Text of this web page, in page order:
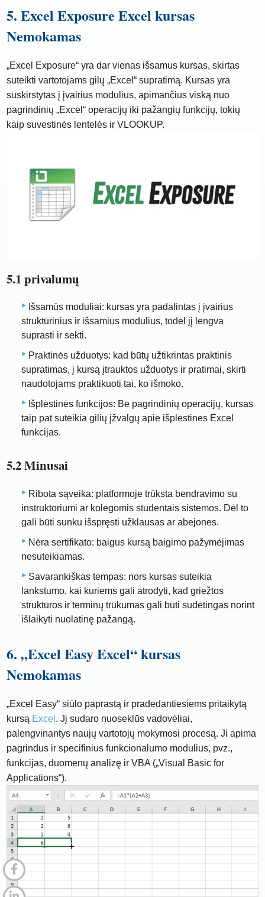
5. Excel Exposure Excel kursas
Nemokamas
„Excel Exposure“ yra dar vienas išsamus kursas, skirtas
suteikti vartotojams gilų „Excel“ supratimą. Kursas yra
suskirstytas į įvairius modulius, apimančius viską nuo
pagrindinių „Excel“ operacijų iki pažangių funkcijų, tokių
kaip suvestinės lentelės ir VLOOKUP.
5.1 privalumų
Išsamūs moduliai: kursas yra padalintas į įvairius
struktūrinius ir išsamius modulius, todėl jį lengva
suprasti ir sekti.
Praktinės užduotys: kad būtų užtikrintas praktinis
supratimas, į kursą įtrauktos užduotys ir pratimai, skirti
naudotojams praktikuoti tai, ko išmoko.
Išplėstinės funkcijos: Be pagrindinių operacijų, kursas
taip pat suteikia gilių įžvalgų apie išplėstines Excel
funkcijas.
5.2 Minusai
Ribota sąveika: platformoje trūksta bendravimo su
instruktoriumi ar kolegomis studentais sistemos. Dėl to
gali būti sunku išspręsti užklausas ar abejones.
Nėra sertifikato: baigus kursą baigimo pažymėjimas
nesuteikiamas.
Savarankiškas tempas: nors kursas suteikia
lankstumo, kai kuriems gali atrodyti, kad griežtos
struktūros ir terminų trūkumas gali būti sudėtingas norint
išlaikyti nuolatinę pažangą.
6. „Excel Easy Excel“ kursas
Nemokamas
„Excel Easy“ siūlo paprastą ir pradedantiesiems pritaikytą
kursą Excel . Jį sudaro nuoseklūs vadovėliai,
palengvinantys naujų vartotojų mokymosi procesą. Ji apima
pagrindus ir specifinius funkcionalumo modulius, pvz.,
funkcijas, duomenų analizę ir VBA („Visual Basic for
Applications“).